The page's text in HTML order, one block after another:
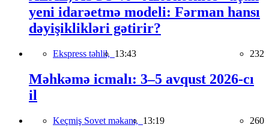
yeni idarəetmə modeli: Fərman hansı
dəyişiklikləri gətirir?
Ekspress təhlil, 13:43 232
Məhkəmə icmalı: 3–5 avqust 2026-cı
il
Keçmiş Sovet məkanı, 13:19 260